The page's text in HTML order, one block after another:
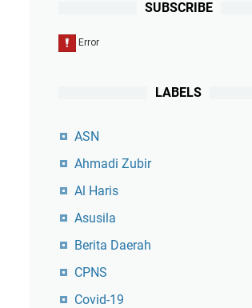
SUBSCRIBE
LABELS
ASN
Ahmadi Zubir
Al Haris
Asusila
Berita Daerah
CPNS
Covid-19